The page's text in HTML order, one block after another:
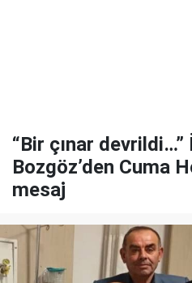
“Bir çınar
Bozgöz’den Cuma
mesaj